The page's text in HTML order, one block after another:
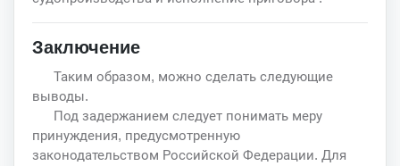
Заключение
Таким образом, можно сделать следующие
выводы.
Под задержанием следует понимать меру
принуждения, предусмотренную
законодательством Российской Федерации. Для